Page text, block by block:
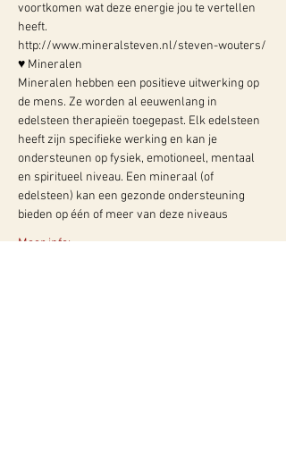
voortkomen wat deze energie jou te vertellen
heeft.
http://www.mineralsteven.nl/steven-wouters/
♥ Mineralen
Mineralen hebben een positieve uitwerking op
de mens. Ze worden al eeuwenlang in
edelsteen therapieën toegepast. Elk edelsteen
heeft zijn specifieke werking en kan je
ondersteunen op fysiek, emotioneel, mentaal
en spiritueel niveau. Een mineraal (of
edelsteen) kan een gezonde ondersteuning
bieden op één of meer van deze niveaus
Meer info: